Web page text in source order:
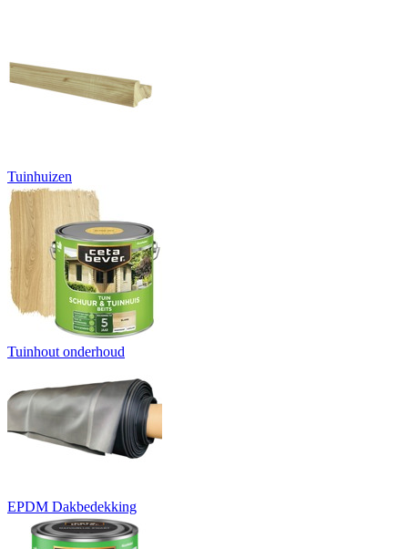
Tuinhuizen
Tuinhout onderhoud
EPDM Dakbedekking